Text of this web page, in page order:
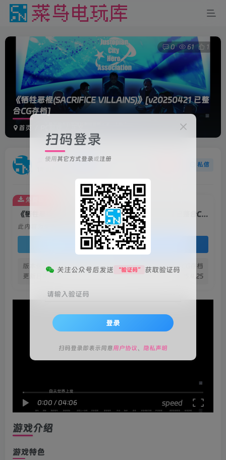
《牺牲恶棍(SACRIFICE VILLAINS)》 [v20250421 已整
合CG存档]
首页
0 61 1
菜鸟电玩 私信
《牺牲恶棍(SACRIFICE VILLAINS)》[v20250421 已整合CG存档]
此内容为免费资源，请登录后查看
登录查看
版本信息
v20250421 已整合CG存档
更新日期
2025.4.25
免费资源
0:00 /04:06 speed
游戏介绍
游戏特色
扫码登录
使用其它方式登录或注册
关注公众号后发送 “验证码” 获取验证码
请输入验证码
登录
扫码登录即表示同意用户协议 、 隐私声明